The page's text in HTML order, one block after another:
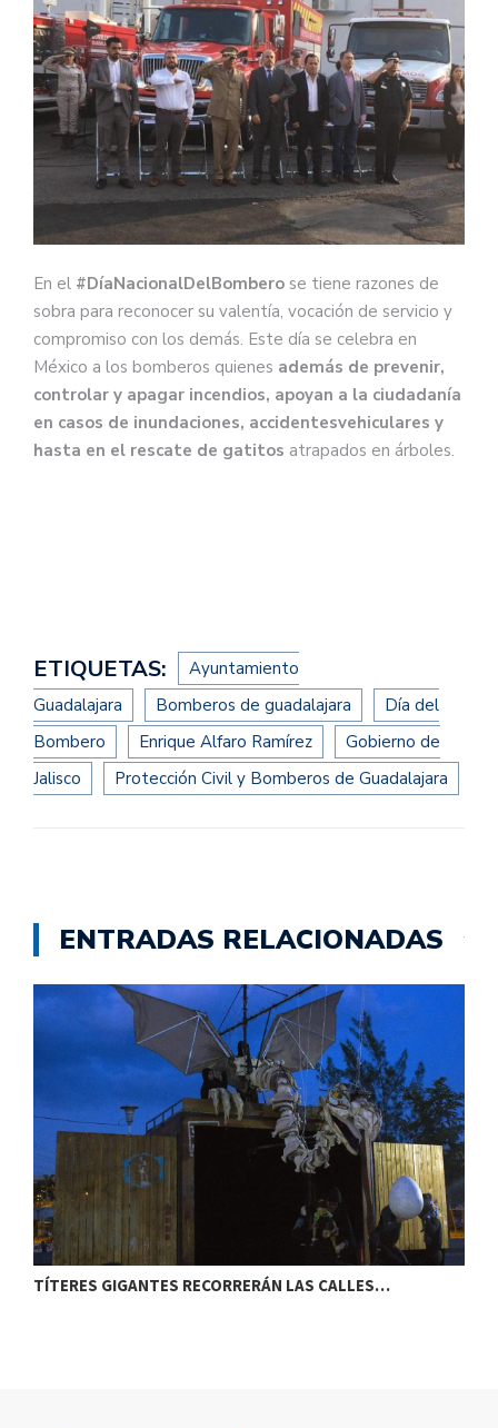
En el #DíaNacionalDelBombero se tiene razones de
sobra para reconocer su valentía, vocación de servicio y
compromiso con los demás. Este día se celebra en
México a los bomberos quienes además de prevenir,
controlar y apagar incendios, apoyan a la ciudadanía
en casos de inundaciones, accidentesvehiculares y
hasta en el rescate de gatitos atrapados en árboles.
ETIQUETAS:
Ayuntamiento
Guadalajara
Bomberos de guadalajara
Día del
Bombero
Enrique Alfaro Ramírez
Gobierno de
Jalisco
Protección Civil y Bomberos de Guadalajara
ENTRADAS RELACIONADAS
TÍTERES GIGANTES RECORRERÁN LAS CALLES…